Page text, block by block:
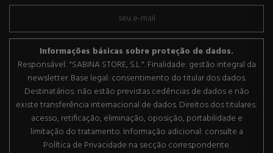
Informações básicas sobre proteção de dados.
Responsável: "SABINA STORE, S.L.". Finalidade: gestão integral da
newsletter. Base legal: consentimento do titular dos dados.
Destinatários: não estão previstas cedências de dados e não
existe transferência internacional de dados. Direitos dos titulares:
acesso, retificação, eliminação, oposição, portabilidade e
limitação do tratamento. Informação adicional: consulte a
Política de Privacidade na secção correspondente.